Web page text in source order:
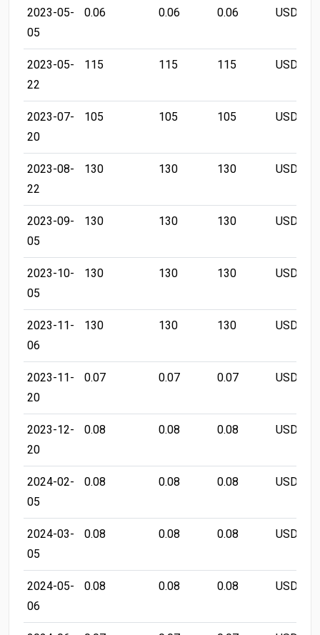
2023-05-
05
0.06 0.06 0.06 USD/LB
2023-05-
22
115 115 115 USD/LB
2023-07-
20
105 105 105 USD/LB
2023-08-
22
130 130 130 USD/LB
2023-09-
05
130 130 130 USD/LB
2023-10-
05
130 130 130 USD/LB
2023-11-
06
130 130 130 USD/LB
2023-11-
20
0.07 0.07 0.07 USD/LB
2023-12-
20
0.08 0.08 0.08 USD/LB
2024-02-
05
0.08 0.08 0.08 USD/LB
2024-03-
05
0.08 0.08 0.08 USD/LB
2024-05-
06
0.08 0.08 0.08 USD/LB